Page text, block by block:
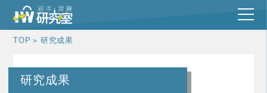
TOP 研究成果
研究成果